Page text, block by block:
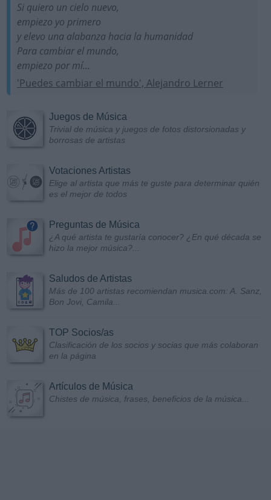
Si quiero un cielo nuevo,
empiezo yo primero
y elevo una alabanza hacia la humanidad
Para cambiar el mundo,
empiezo por mí...
'Puedes cambiar el mundo', Alejandro Lerner
Juegos de Música
Trivial de música y juegos de fotos distorsionadas y
borrosas de artistas
Votaciones Artistas
Elige al artista que más te guste para determinar quién
es el mejor de todos
Preguntas de Música
¿A qué artista te gustaría conocer? ¿En qué década se
hizo la mejor música?...
Saludos de Artistas
Más de 100 artistas recomiendan musica.com: A. Sanz,
Bon Jovi, Camila...
TOP Socios/as
Clasificación de los socios y socias que más colaboran
en la página
Artículos de Música
Chistes de música, frases, beneficios de la música...